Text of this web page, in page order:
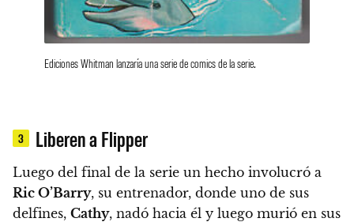
Ediciones Whitman lanzaría una serie de comics de la serie.
3 Liberen a Flipper
Luego del final de la serie un hecho involucró a
Ric O’Barry, su entrenador, donde uno de sus
delfines, Cathy, nadó hacia él y luego murió en sus